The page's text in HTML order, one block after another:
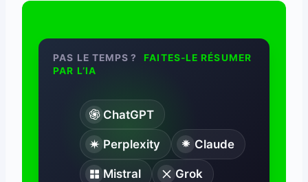
PAS LE TEMPS ?
FAITES-LE RÉSUMER
PAR L’IA
ChatGPT
Perplexity Claude
Mistral Grok